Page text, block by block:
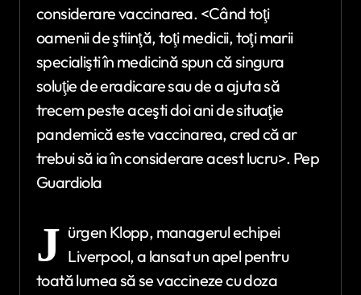
considerare vaccinarea. <Când toţi
oamenii de ştiinţă, toţi medicii, toţi marii
specialişti în medicină spun că singura
soluţie de eradicare sau de a ajuta să
trecem peste aceşti doi ani de situaţie
pandemică este vaccinarea, cred că ar
trebui să ia în considerare acest lucru>. Pep
Guardiola
J ürgen Klopp, managerul echipei
Liverpool, a lansat un apel pentru
toată lumea să se vaccineze cu doza